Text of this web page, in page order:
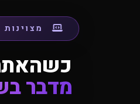
מדבר